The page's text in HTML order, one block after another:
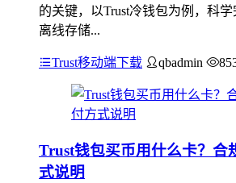
的关键，以Trust冷钱包为例，科
离线存储...
Trust移动端下载 qbadmin
Trust钱包买币用什么卡？合
式说明